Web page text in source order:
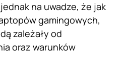
na uwadze, że jak
gamingowych,
zależały od
oraz warunków